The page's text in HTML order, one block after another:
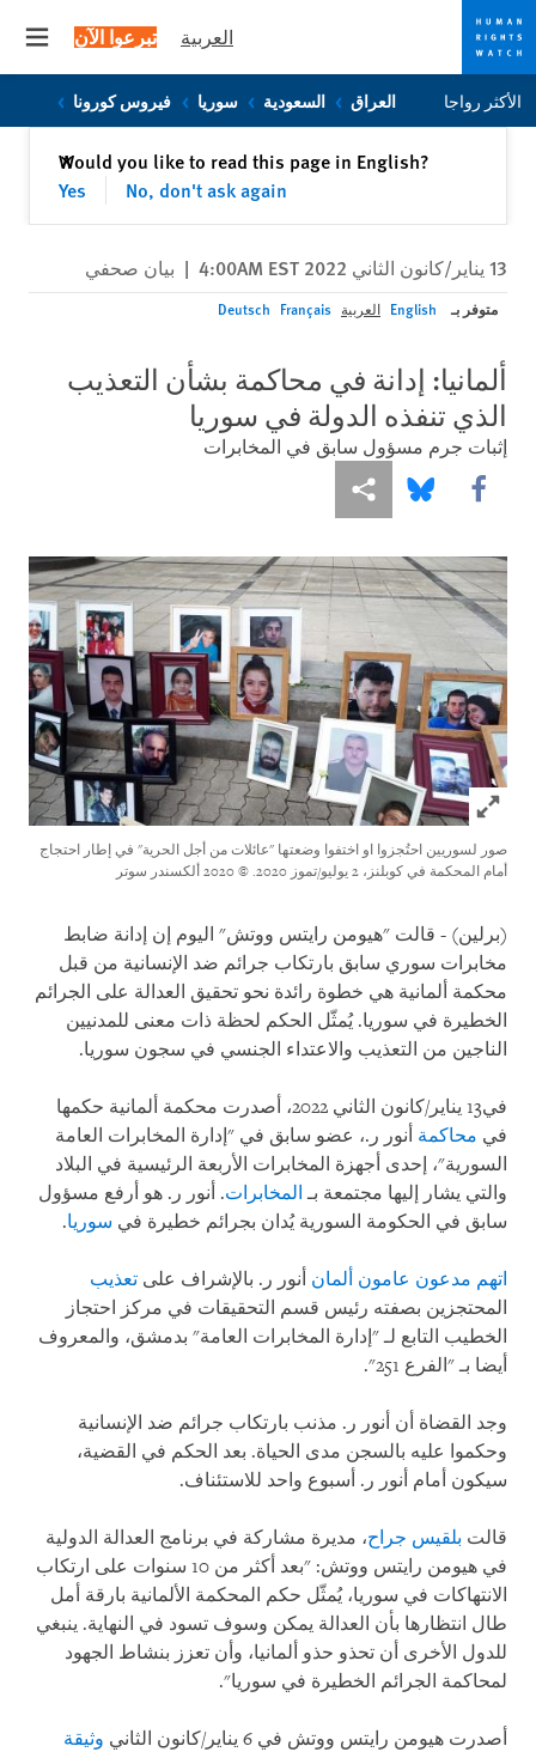
Skip
to
Skip
to
العربية تبرعوا الآن
الأكثر رواجا العراق السعودية سوريا فيروس كورونا
Would you like to read this page in English?
Yes
No, don't ask again
✕إغلاق
13 يناير/كانون الثاني 2022 4:00AM EST | بيان صحفي
متوفر بـ English العربية Français
Deutsch
ألمانيا: إدانة في محاكمة بشأن التعذيب
الذي تنفذه الدولة في سوريا
إثبات جرم مسؤول سابق في المخابرات
Share this via Facebook
Share this via Bluesky
Share this via مشاركة
Click to expand Image
صور لسوريين احتُجزوا او اختفوا وضعتها "عائلات من أجل الحرية" في إطار احتجاج
أمام المحكمة في كوبلنز، 2 يوليو/تموز 2020.
© 2020 ألكسندر سوتر
(برلين) - قالت "هيومن رايتس ووتش" اليوم إن إدانة ضابط
مخابرات سوري سابق بارتكاب جرائم ضد الإنسانية من قبل
محكمة ألمانية هي خطوة رائدة نحو تحقيق العدالة على الجرائم
الخطيرة في سوريا. يُمثّل الحكم لحظة ذات معنى للمدنيين
الناجين من التعذيب والاعتداء الجنسي في سجون سوريا.
في13 يناير/كانون الثاني 2022، أصدرت محكمة ألمانية حكمها
في محاكمة أنور ر.، عضو سابق في "إدارة المخابرات العامة
السورية"، إحدى أجهزة المخابرات الأربعة الرئيسية في البلاد
والتي يشار إليها مجتمعة بـ المخابرات. أنور ر. هو أرفع مسؤول
سابق في الحكومة السورية يُدان بجرائم خطيرة في سوريا.
اتهم مدعون عامون ألمان أنور ر. بالإشراف على تعذيب
المحتجزين بصفته رئيس قسم التحقيقات في مركز احتجاز
الخطيب التابع لـ "إدارة المخابرات العامة" بدمشق، والمعروف
أيضا بـ "الفرع 251".
وجد القضاة أن أنور ر. مذنب بارتكاب جرائم ضد الإنسانية
وحكموا عليه بالسجن مدى الحياة. بعد الحكم في القضية،
سيكون أمام أنور ر. أسبوع واحد للاستئناف.
قالت بلقيس جراح، مديرة مشاركة في برنامج العدالة الدولية
في هيومن رايتس ووتش: "بعد أكثر من 10 سنوات على ارتكاب
الانتهاكات في سوريا، يُمثّل حكم المحكمة الألمانية بارقة أمل
طال انتظارها بأن العدالة يمكن وسوف تسود في النهاية. ينبغي
للدول الأخرى أن تحذو حذو ألمانيا، وأن تعزز بنشاط الجهود
لمحاكمة الجرائم الخطيرة في سوريا".
أصدرت هيومن رايتس ووتش في 6 يناير/كانون الثاني
وثيقة